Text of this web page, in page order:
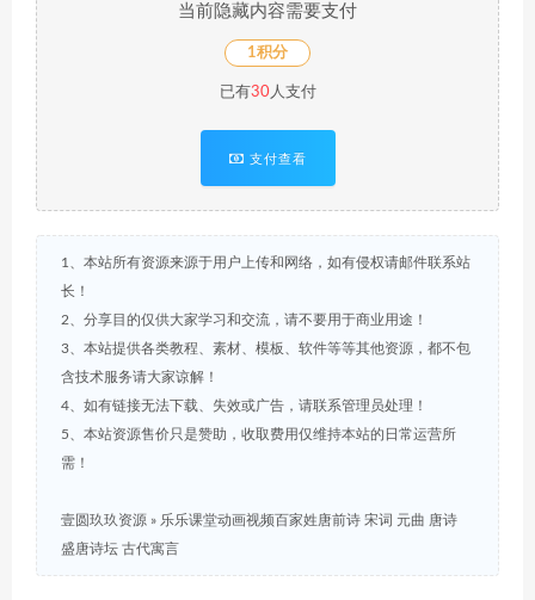
当前隐藏内容需要支付
1积分
已有30人支付
支付查看
1、本站所有资源来源于用户上传和网络，如有侵权请邮件联系站
长！
2、分享目的仅供大家学习和交流，请不要用于商业用途！
3、本站提供各类教程、素材、模板、软件等等其他资源，都不包
含技术服务请大家谅解！
4、如有链接无法下载、失效或广告，请联系管理员处理！
5、本站资源售价只是赞助，收取费用仅维持本站的日常运营所
需！
壹圆玖玖资源 » 乐乐课堂动画视频百家姓唐前诗 宋词 元曲 唐诗
盛唐诗坛 古代寓言